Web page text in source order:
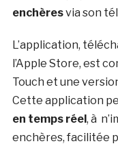
enchèresvia son
L’application,
l’Apple Store, est
Touch et une
Cette application
en temps réel , à
enchères, facilitée